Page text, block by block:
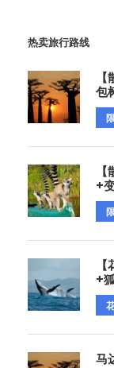
热卖旅行路线
包
+
+
马